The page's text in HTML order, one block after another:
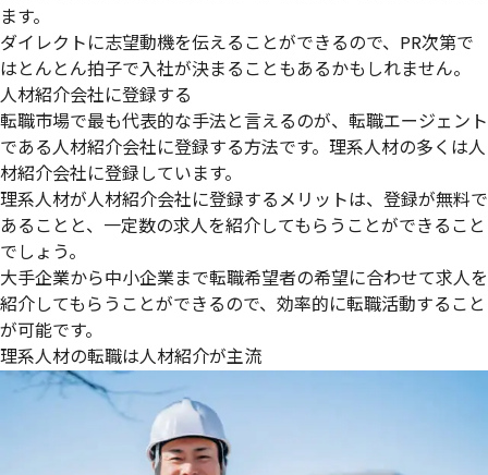
ます。
ダイレクトに志望動機を伝えることができるので、PR次第で
はとんとん拍子で入社が決まることもあるかもしれません。
人材紹介会社に登録する
転職市場で最も代表的な手法と言えるのが、 転職エージェント
である人材紹介会社に登録する方法です。理系人材の多くは人
材紹介会社に登録しています。
理系人材が人材紹介会社に登録するメリットは、 登録が無料で
あること と、 一定数の求人を紹介してもらうことができること
でしょう。
大手企業から中小企業まで転職希望者の希望に合わせて求人を
紹介してもらうことができるので、効率的に転職活動すること
が可能です。
理系人材の転職は人材紹介が主流